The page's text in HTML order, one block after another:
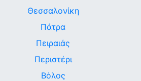
Θεσσαλονίκη
Πάτρα
Πειραιάς
Περιστέρι
Βόλος